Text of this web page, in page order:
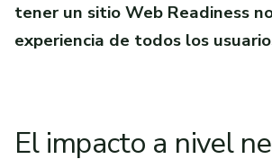
tener un sitio Web Readiness
experiencia de todos los
El impacto a nivel